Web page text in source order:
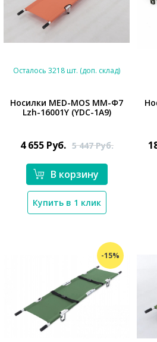
*}
Осталось 3218 шт. (доп. склад)
Носилки MED-MOS ММ-Ф7
Lzh-16001Y (YDC-1A9)
4 655 Руб. 5 447Руб.
В корзину
Купить в 1 клик
-15%